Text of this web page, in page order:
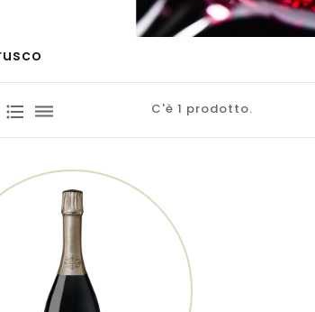
format_list_bulleted dehaze C'è 1 prodotto.